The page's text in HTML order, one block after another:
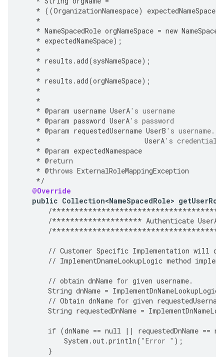
* ((OrganizationNamespace) expectedNameSpace
*
* NameSpacedRole orgNameSpace = new
* expectedNameSpace);
*
* results .add(sysNameSpace);
*
* results .add(orgNameSpace);
*
*
* @param username UserA's username
* @param password UserA's password
* @param requestedUsername UserB 's username.
*
UserA's credentials
* @param expectedNamespace
* @return
* @throws ExternalRoleMappingException
*/
@Override
public Collection<NameSpacedRole>
/
/******************** Authenticate UserA
/
// Customer Specific Implementation will
// ImplementDnameLookupLogic method
// obtain dnName for given username.
String dnName = ImplementDnNameLookupLogic
// Obtain dnName for given
String requestedDnName =
if (dnName == null || requestedDnName ==
System .out.println( "Error " );
}